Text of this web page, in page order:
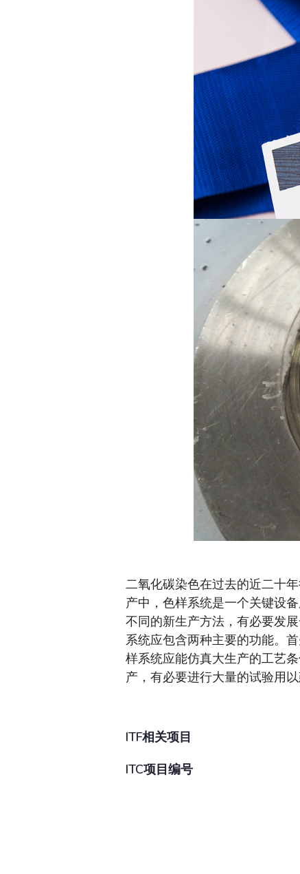
二氧化碳染色在过去的近二十
产中，色样系统是一个关键设
不同的新生产方法，有必要发
系统应包含两种主要的功能。
样系统应能仿真大生产的工艺
产，有必要进行大量的试验用
ITF相关项目
ITC项目编号